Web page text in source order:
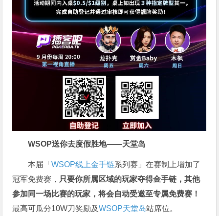
WSOP送你去度假胜地——天堂岛
本届「WSOP线上金手链系列赛」在赛制上增加了
冠军免费赛， 只要你所属区域的玩家夺得金手链，其他
参加同一场比赛的玩家，将会自动受邀至专属免费赛！
最高可瓜分10W刀奖励及WSOP天堂岛站席位。